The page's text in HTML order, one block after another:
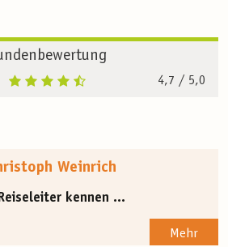
4,7 / 5,0
Weinrich
kennen ...
Mehr